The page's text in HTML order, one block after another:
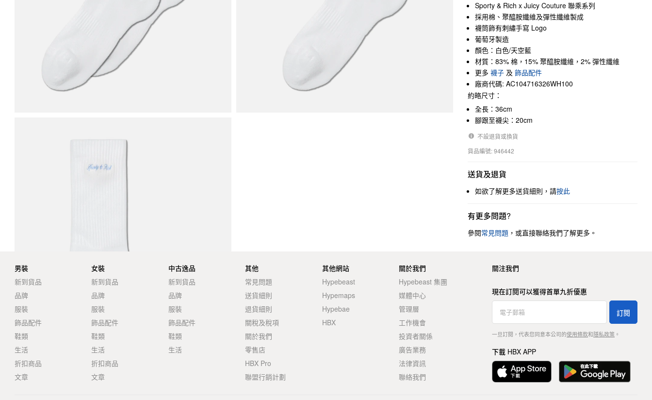
Sporty & Rich x Juicy Couture 聯乘系列
採用棉、聚醯胺纖維及彈性纖維製成
襪筒飾有刺繡手寫 Logo
葡萄牙製造
顏色：白色/天空藍
材質：83% 棉，15% 聚醯胺纖維，2% 彈性纖維
更多 襪子 及 飾品配件
廠商代碼: AC104716326WH100
約略尺寸：
全長：36cm
腳跟至襪尖：20cm
不設退貨或換貨
貨品編號: 946442
送貨及退貨
如欲了解更多送貨細則，請按此
有更多問題?
參閱常見問題 ，或直接聯絡我們了解更多。
男裝
新到貨品
品牌
服裝
飾品配件
鞋類
生活
折扣商品
文章
女裝
新到貨品
品牌
服裝
飾品配件
鞋類
生活
折扣商品
文章
中古逸品
新到貨品
品牌
服裝
飾品配件
鞋類
生活
其他
常見問題
送貨細則
退貨細則
關稅及稅項
關於我們
零售店
HBX Pro
聯盟行銷計劃
其他網站
Hypebeast
Hypemaps
Hypebae
HBX
關於我們
Hypebeast 集團
媒體中心
管理層
工作機會
投資者關係
廣告業務
法律資訊
聯絡我們
關注我們
現在訂閱可以獲得首單九折優惠
訂閱
一旦訂閱，代表您同意本公司的使用條款和隱私政策。
下載 HBX APP